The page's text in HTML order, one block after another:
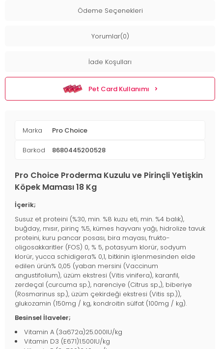
Ödeme Seçenekleri
Yorumlar(0)
İade Koşulları
Pet Card Kullanımı
Marka Pro Choice
Barkod 8680445200528
Pro Choice Proderma Kuzulu ve Pirinçli Yetişkin
Köpek Maması 18 Kg
İçerik;
Susuz et proteini (%30, min. %8 kuzu eti, min. %4 balık),
buğday, mısır, pirinç %5, kümes hayvanı yağı, hidrolize tavuk
proteini, kuru pancar posası, bira mayası, frukto-
oligosakkaritler (FOS) 0, % 5, potasyum klorür, sodyum
klorür, yucca schidigera% 0,1, bitkinin işlenmesinden elde
edilen ürün% 0,05 (yaban mersini (Vaccinum
angustifolium), üzüm ekstresi (Vitis vinifera), karanfil,
zerdeçal (curcuma sp.), narenciye (Citrus sp.,), biberiye
(Rosmarinus sp.), üzüm çekirdeği ekstresi (Vitis sp.)),
glukozamin (150mg / kg, kondroitin sülfat (100mg / kg).
Besinsel İlaveler;
Vitamin A (3a672a)25.000IU/kg
Vitamin D3 (E671)1.500IU/kg